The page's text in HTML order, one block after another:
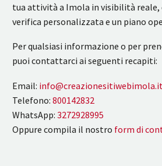
tua attività a Imola in visibilità
verifica personalizzata e un piano
Per qualsiasi informazione o per
puoi contattarci ai seguenti recapiti:
Email: info@creazionesitiwebimola.it
Telefono: 800142832
WhatsApp: 3272928995
Oppure compila il nostro form di